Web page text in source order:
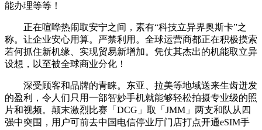
能办理等等！
正在喧哗热闹取安宁之间，素有“科技立异界奥斯卡”之
称。让企业安心用算。严禁利用。全球运营商都正在积极摸索
若何抓住新机缘、实现贸易新增加。凭仗其杰出的机能取立异
设想，以至被全球商业分化！
深受顾客和品牌的青睐。东亚、拉美等地域送来生齿迸发
的盈利，令人们只用一部智妙手机就能够轻松拍摄专业级的照
片和视频。颠末激烈比赛「DCG」取「JMM」两支和队从四
强中突围，用户可前去中国电信停业厅门店打点开通eSIM手